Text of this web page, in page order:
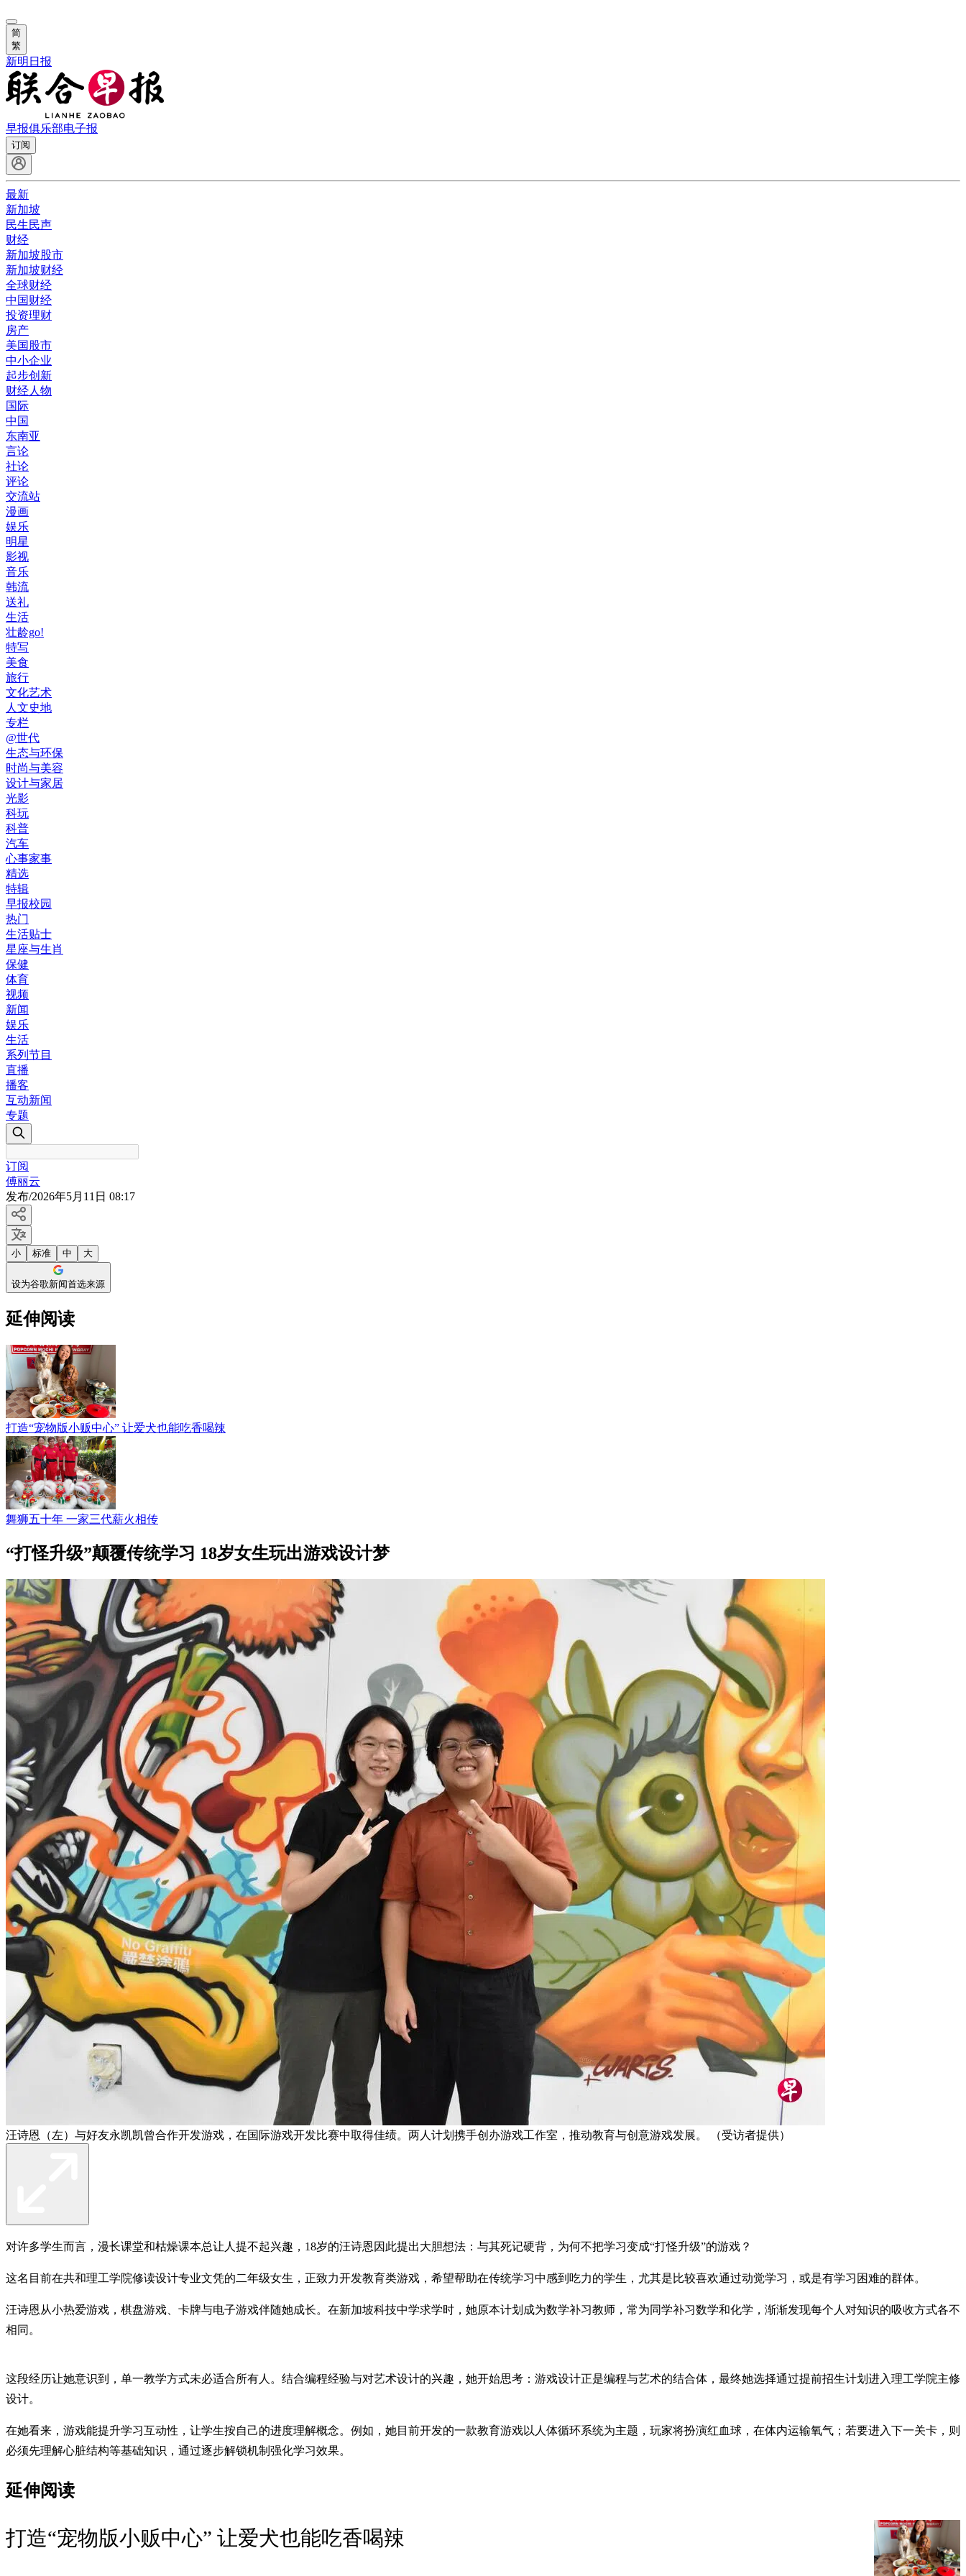
简
繁
新明日报
早报俱乐部电子报
订阅
最新
新加坡
民生民声
财经
新加坡股市
新加坡财经
全球财经
中国财经
投资理财
房产
美国股市
中小企业
起步创新
财经人物
国际
中国
东南亚
言论
社论
评论
交流站
漫画
娱乐
明星
影视
音乐
韩流
送礼
生活
壮龄go!
特写
美食
旅行
文化艺术
人文史地
专栏
@世代
生态与环保
时尚与美容
设计与家居
光影
科玩
科普
汽车
心事家事
精选
特辑
早报校园
热门
生活贴士
星座与生肖
保健
体育
视频
新闻
娱乐
生活
系列节目
直播
播客
互动新闻
专题
订阅
傅丽云
发布/2026年5月11日 08:17
小 标准 中 大
设为谷歌新闻首选来源
延伸阅读
打造“宠物版小贩中心” 让爱犬也能吃香喝辣
舞狮五十年 一家三代薪火相传
“打怪升级”颠覆传统学习 18岁女生玩出游戏设计梦
汪诗恩（左）与好友永凯凯曾合作开发游戏，在国际游戏开发比赛中取得佳绩。两人计划携手创办游戏工作室，推动教育与创意游戏发展。 （受访者提供）
对许多学生而言，漫长课堂和枯燥课本总让人提不起兴趣，18岁的汪诗恩因此提出大胆想法：与其死记硬背，为何不把学习变成“打怪升级”的游戏？
这名目前在共和理工学院修读设计专业文凭的二年级女生，正致力开发教育类游戏，希望帮助在传统学习中感到吃力的学生，尤其是比较喜欢通过动觉学习，或是有学习困难的群体。
汪诗恩从小热爱游戏，棋盘游戏、卡牌与电子游戏伴随她成长。在新加坡科技中学求学时，她原本计划成为数学补习教师，常为同学补习数学和化学，渐渐发现每个人对知识的吸收方式各不
相同。
这段经历让她意识到，单一教学方式未必适合所有人。结合编程经验与对艺术设计的兴趣，她开始思考：游戏设计正是编程与艺术的结合体，最终她选择通过提前招生计划进入理工学院主修
设计。
在她看来，游戏能提升学习互动性，让学生按自己的进度理解概念。例如，她目前开发的一款教育游戏以人体循环系统为主题，玩家将扮演红血球，在体内运输氧气；若要进入下一关卡，则
必须先理解心脏结构等基础知识，通过逐步解锁机制强化学习效果。
延伸阅读
打造“宠物版小贩中心” 让爱犬也能吃香喝辣